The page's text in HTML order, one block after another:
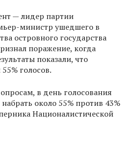
— лидер партии
министр ушедшего в
островного государства
поражение, когда
показали, что
голосов.
в день голосования
около 55% против 43%
Националистической